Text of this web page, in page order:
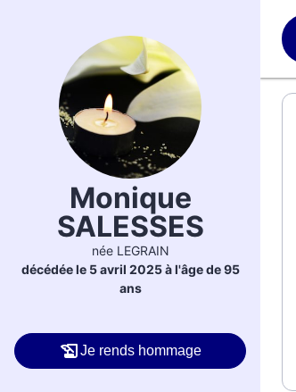
Monique
SALESSES
née LEGRAIN
décédée le 5 avril 2025 à l'âge de 95
ans
Je rends hommage